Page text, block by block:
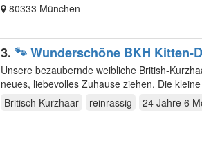
80333 München
3. 🐾 Wunderschöne BKH Kitten-
Unsere bezaubernde weibliche British-
neues, liebevolles Zuhause ziehen. Die
Britisch Kurzhaar
reinrassig 24 Jahre 6